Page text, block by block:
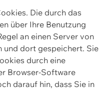
Die durch das
über Ihre Benutzung
an einen Server von
und dort gespeichert. Sie
durch eine
Browser-Software
darauf hin, dass Sie in